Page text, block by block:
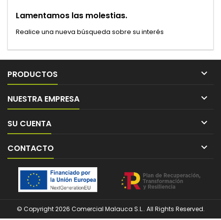
Lamentamos las molestias.
Realice una nueva búsqueda sobre su interés
PRODUCTOS 
NUESTRA EMPRESA 
SU CUENTA 
CONTACTO 
© Copyright 2026 Comercial Malauca S.L.. All Rights Reserved.